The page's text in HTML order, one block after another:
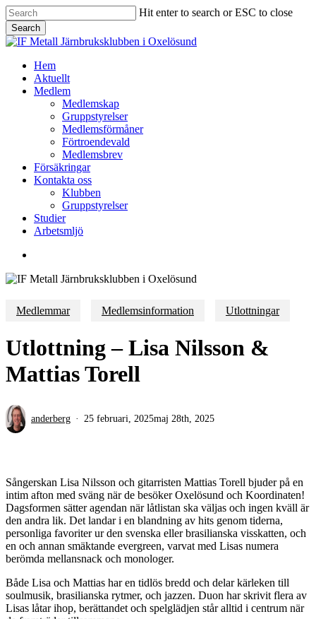
Skip
to
main
content
Hit enter to search or ESC to close
Search
Close
Menu
Hem
Aktuellt
Medlem
Medlemskap
Gruppstyrelser
Medlemsförmåner
Förtroendevald
Medlemsbrev
Försäkringar
Kontakta oss
Klubben
Gruppstyrelser
Studier
Arbetsmljö
Medlemmar Medlemsinformation Utlottningar
Utlottning – Lisa Nilsson &
Mattias Torell
anderberg 25 februari, 2025maj 28th, 2025
Sångerskan Lisa Nilsson och gitarristen Mattias Torell bjuder på en
intim afton med sväng när de besöker Oxelösund och Koordinaten!
Dagsformen sätter agendan när låtlistan ska väljas och ingen kväll är
den andra lik. Det landar i en blandning av hits genom tiderna,
personliga favoriter ur den svenska eller brasilianska visskatten, och
en och annan smäktande evergreen, varvat med Lisas numera
berömda mellansnack och monologer.
Både Lisa och Mattias har en tidlös bredd och delar kärleken till
soulmusik, brasilianska rytmer, och jazzen. Duon har skrivit flera av
Lisas låtar ihop, berättandet och spelglädjen står alltid i centrum när